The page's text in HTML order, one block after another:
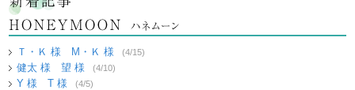
Ｔ・Ｋ 様 M・Ｋ 様 (4/15)
健太 様 望 様 (4/10)
Y 様 T 様 (4/5)